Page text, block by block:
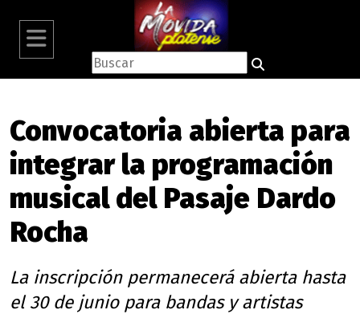
Convocatoria abierta para
integrar la programación
musical del Pasaje Dardo
Rocha
La inscripción permanecerá abierta hasta
el 30 de junio para bandas y artistas